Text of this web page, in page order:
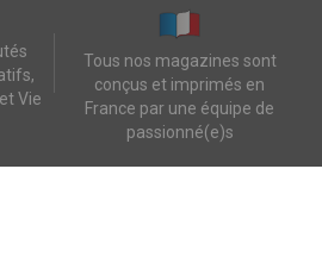
Vie
Tous nos magazines sont
conçus et imprimés en
France par une équipe de
passionné(e)s